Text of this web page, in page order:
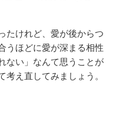
たけれど、愛が後からつ
うほどに愛が深まる相性
ない」なんて思うことが
考え直してみましょう。